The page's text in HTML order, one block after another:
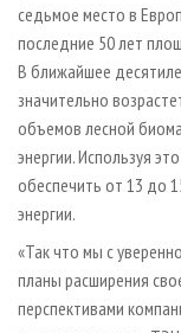
седьмое место в
последние 50 лет
В ближайшее
значительно
объемов лесной
энергии. Используя
обеспечить от 13 до
энергии.
«Так что мы с
планы расширения
перспективами